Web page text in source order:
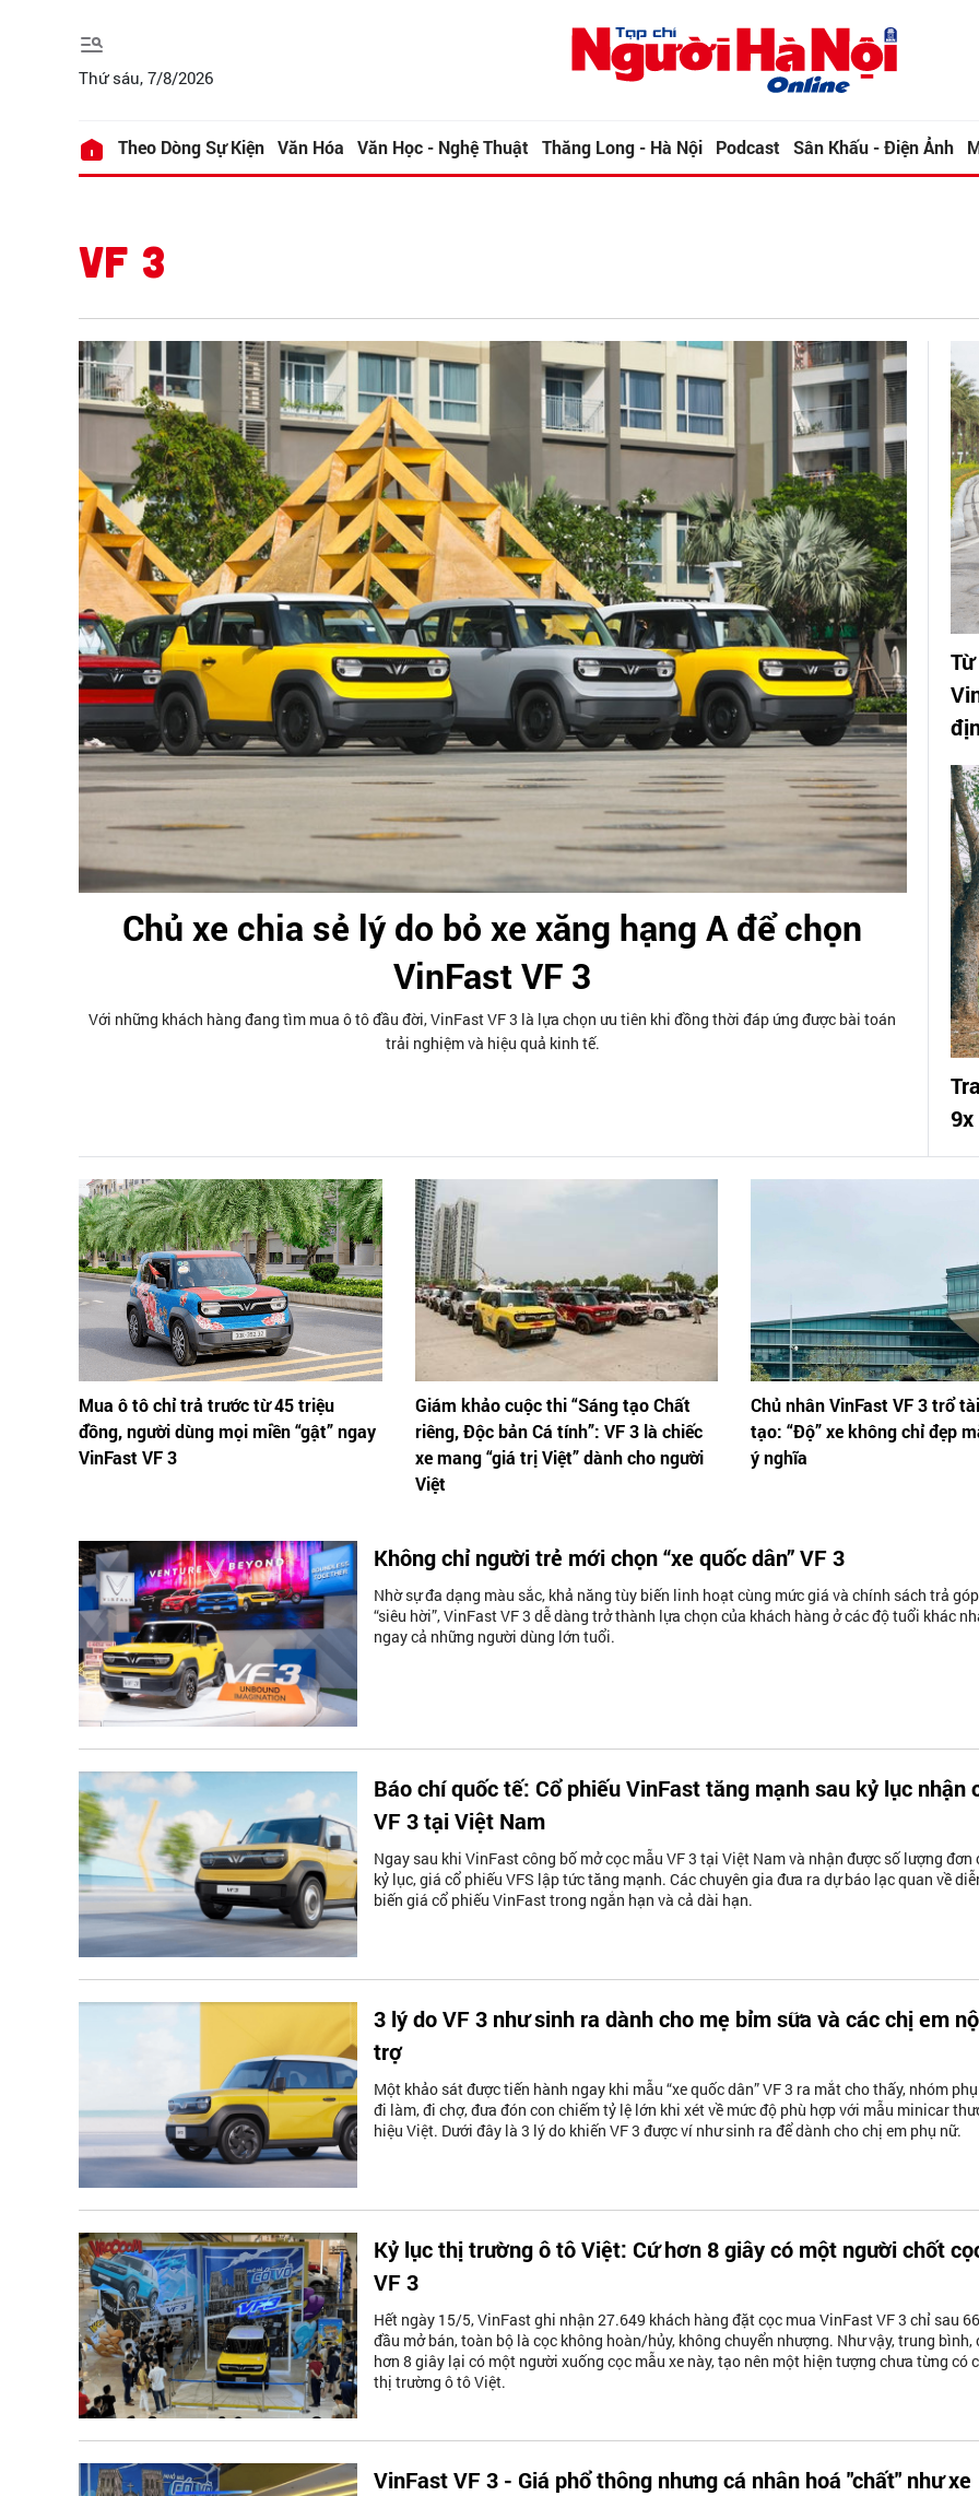
Thứ sáu, 7/8/2026
Theo Dòng Sự Kiện Văn Hóa Văn Học - Nghệ Thuật Thăng Long - Hà Nội Podcast Sân Khấu - Điện Ảnh
VF 3
Chủ xe chia sẻ lý do bỏ xe xăng hạng A để chọn
VinFast VF 3
Với những khách hàng đang tìm mua ô tô đầu đời, VinFast VF 3 là lựa chọn ưu tiên khi đồng thời đáp ứng được bài toán
trải nghiệm và hiệu quả kinh tế.
9x
Mua ô tô chỉ trả trước từ 45 triệu
đồng, người dùng mọi miền “gật” ngay
VinFast VF 3
Giám khảo cuộc thi “Sáng tạo Chất
riêng, Độc bản Cá tính”: VF 3 là chiếc
xe mang “giá trị Việt” dành cho người
Việt
Chủ nhân VinFast VF 3 trổ
tạo: “Độ” xe không chỉ đẹp
ý nghĩa
Không chỉ người trẻ mới chọn “xe quốc dân” VF 3
Nhờ sự đa dạng màu sắc, khả năng tùy biến linh hoạt cùng mức giá và chính sách trả góp
“siêu hời”, VinFast VF 3 dễ dàng trở thành lựa chọn của khách hàng ở các độ tuổi khác
ngay cả những người dùng lớn tuổi.
Báo chí quốc tế: Cổ phiếu VinFast tăng mạnh sau kỷ lục nhận
VF 3 tại Việt Nam
Ngay sau khi VinFast công bố mở cọc mẫu VF 3 tại Việt Nam và nhận được số lượng đơn
kỷ lục, giá cổ phiếu VFS lập tức tăng mạnh. Các chuyên gia đưa ra dự báo lạc quan về
biến giá cổ phiếu VinFast trong ngắn hạn và cả dài hạn.
3 lý do VF 3 như sinh ra dành cho mẹ bỉm sữa và các chị em
trợ
Một khảo sát được tiến hành ngay khi mẫu “xe quốc dân” VF 3 ra mắt cho thấy, nhóm
đi làm, đi chợ, đưa đón con chiếm tỷ lệ lớn khi xét về mức độ phù hợp với mẫu minicar
hiệu Việt. Dưới đây là 3 lý do khiến VF 3 được ví như sinh ra để dành cho chị em phụ nữ.
Kỷ lục thị trường ô tô Việt: Cứ hơn 8 giây có một người chốt
VF 3
Hết ngày 15/5, VinFast ghi nhận 27.649 khách hàng đặt cọc mua VinFast VF 3 chỉ sau
đầu mở bán, toàn bộ là cọc không hoàn/hủy, không chuyển nhượng. Như vậy, trung bình,
hơn 8 giây lại có một người xuống cọc mẫu xe này, tạo nên một hiện tượng chưa từng có
thị trường ô tô Việt.
VinFast VF 3 - Giá phổ thông nhưng cá nhân hoá "chất" như xe